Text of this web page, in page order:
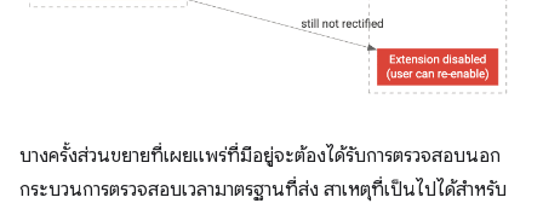
บางครั้งส่วนขยายที่เผยแพร่ที่มีอยู่จะต้องได้รับการตรวจสอบนอก
กระบวนการตรวจสอบเวลามาตรฐานที่ส่ง สาเหตุที่เป็นไปได้สำหรับ